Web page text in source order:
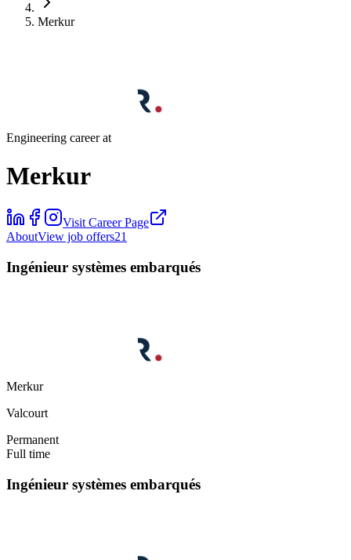
Merkur
Engineering career at
Merkur
Visit Career Page
AboutView job offers21
Ingénieur systèmes embarqués
Merkur
Valcourt
Permanent
Full time
Ingénieur systèmes embarqués